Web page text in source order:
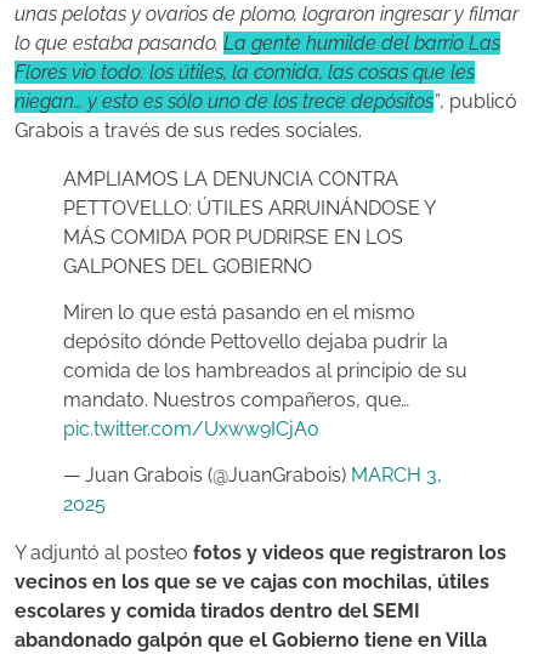
unas pelotas y ovarios de plomo, lograron ingresar y filmar
lo que estaba pasando. La gente humilde del barrio Las
Flores vio todo: los útiles, la comida, las cosas que les
niegan… y esto es sólo uno de los trece depósitos”, publicó
Grabois a través de sus redes sociales.
AMPLIAMOS LA DENUNCIA CONTRA
PETTOVELLO: ÚTILES ARRUINÁNDOSE Y
MÁS COMIDA POR PUDRIRSE EN LOS
GALPONES DEL GOBIERNO
Miren lo que está pasando en el mismo
depósito dónde Pettovello dejaba pudrir la
comida de los hambreados al principio de su
mandato. Nuestros compañeros, que…
pic.twitter.com/Uxww9ICjAo
— Juan Grabois (@JuanGrabois) MARCH 3,
2025
Y adjuntó al posteo fotos y videos que registraron los
vecinos en los que se ve cajas con mochilas, útiles
escolares y comida tirados dentro del SEMI
abandonado galpón que el Gobierno tiene en Villa